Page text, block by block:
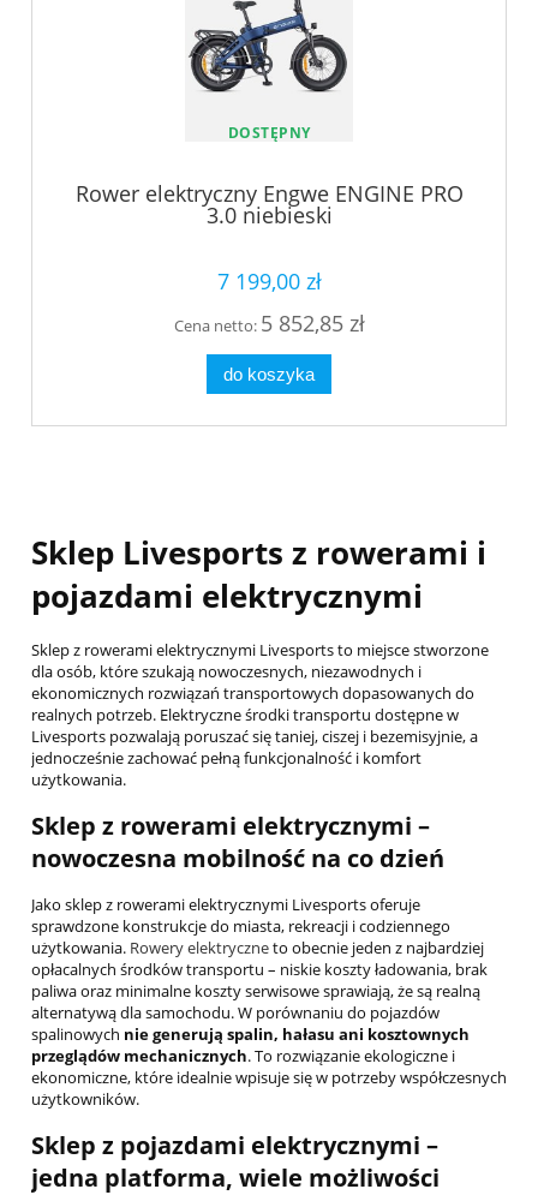
DOSTĘPNY
Rower elektryczny Engwe ENGINE PRO
3.0 niebieski
7 199,00 zł
Cena netto: 5 852,85 zł
do koszyka
Sklep Livesports z rowerami i
pojazdami elektrycznymi
Sklep z rowerami elektrycznymi Livesports to miejsce stworzone
dla osób, które szukają nowoczesnych, niezawodnych i
ekonomicznych rozwiązań transportowych dopasowanych do
realnych potrzeb. Elektryczne środki transportu dostępne w
Livesports pozwalają poruszać się taniej, ciszej i bezemisyjnie, a
jednocześnie zachować pełną funkcjonalność i komfort
użytkowania.
Sklep z rowerami elektrycznymi –
nowoczesna mobilność na co dzień
Jako sklep z rowerami elektrycznymi Livesports oferuje
sprawdzone konstrukcje do miasta, rekreacji i codziennego
użytkowania. Rowery elektryczneto obecnie jeden z najbardziej
opłacalnych środków transportu – niskie koszty ładowania, brak
paliwa oraz minimalne koszty serwisowe sprawiają, że są realną
alternatywą dla samochodu. W porównaniu do pojazdów
spalinowych nie generują spalin, hałasu ani kosztownych
przeglądów mechanicznych. To rozwiązanie ekologiczne i
ekonomiczne, które idealnie wpisuje się w potrzeby współczesnych
użytkowników.
Sklep z pojazdami elektrycznymi –
jedna platforma, wiele możliwości